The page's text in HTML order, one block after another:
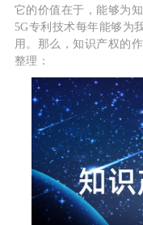
它的价值在于，能够为
5G专利技术每年能够为
用。那么，知识产权的
整理：